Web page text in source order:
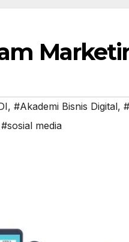
, #Akademi Bisnis Digital,
#sosial media